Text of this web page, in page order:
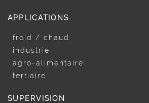
APPLICATIONS
froid / chaud
industrie
agro-alimentaire
tertiaire
SUPERVISION